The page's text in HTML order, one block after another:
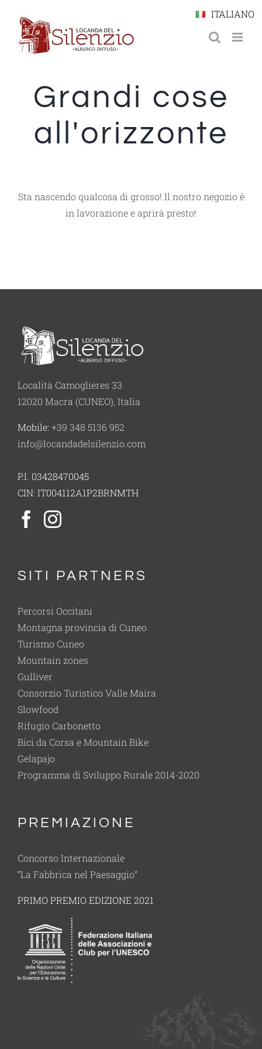
contenuto
ITALIANO
al
contenuto
Grandi cose
all'orizzonte
Sta nascendo qualcosa di grosso! Il nostro negozio è
in lavorazione e aprirà presto!
Località Camoglieres 33
12020 Macra (CUNEO), Italia
Mobile: +39 348 5136 952
info@locandadelsilenzio.com
P.I. 03428470045
CIN: IT004112A1P2BRNMTH
SITI PARTNERS
Percorsi Occitani
Montagna provincia di Cuneo
Turismo Cuneo
Mountain zones
Gulliver
Consorzio Turistico Valle Maira
Slowfood
Rifugio Carbonetto
Bici da Corsa e Mountain Bike
Gelapajo
Programma di Sviluppo Rurale 2014-2020
PREMIAZIONE
Concorso Internazionale
“La Fabbrica nel Paesaggio”
PRIMO PREMIO EDIZIONE 2021